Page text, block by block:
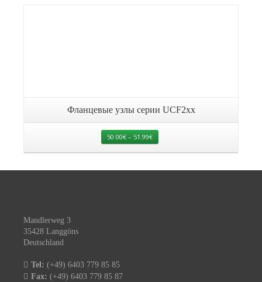
Фланцевые узлы серии UCF2xx
50.00€– 51.99€
Mandlerweg 3
35428 Langgöns
Deutschland
Tel: (+49) 6403 779 85 85
Fax: (+49) 6403 779 85 87